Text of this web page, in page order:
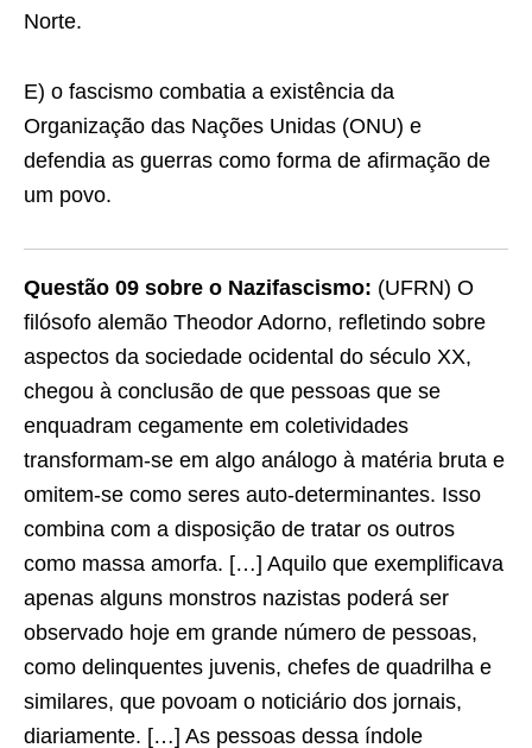
Norte.
E) o fascismo combatia a existência da
Organização das Nações Unidas (ONU) e
defendia as guerras como forma de afirmação de
um povo.
Questão 09 sobre o Nazifascismo: (UFRN) O
filósofo alemão Theodor Adorno, reﬂetindo sobre
aspectos da sociedade ocidental do século XX,
chegou à conclusão de que pessoas que se
enquadram cegamente em coletividades
transformam-se em algo análogo à matéria bruta e
omitem-se como seres auto-determinantes. Isso
combina com a disposição de tratar os outros
como massa amorfa. […] Aquilo que exemplificava
apenas alguns monstros nazistas poderá ser
observado hoje em grande número de pessoas,
como delinquentes juvenis, chefes de quadrilha e
similares, que povoam o noticiário dos jornais,
diariamente. […] As pessoas dessa índole